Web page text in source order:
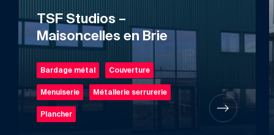
TSF Studios –
Maisoncelles en Brie
Bardage métal Couverture
Menuiserie Métallerie serrurerie
Plancher